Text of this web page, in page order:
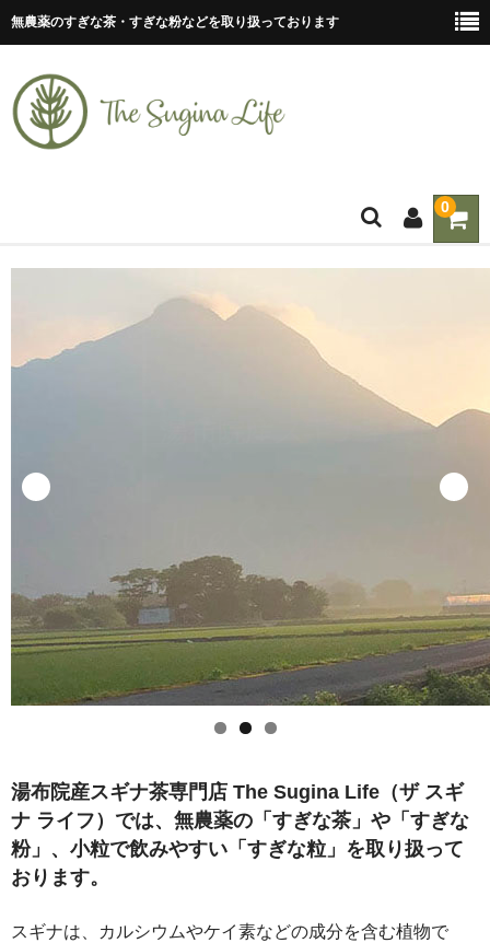
無農薬のすぎな茶・すぎな粉などを取り扱っております
0
すぎな茶
セット商品
お問い合わせ
湯布院産スギナ茶専門店 The Sugina Life（ザ スギ
ナ ライフ）では、無農薬の「すぎな茶」や「すぎな
粉」、小粒で飲みやすい「すぎな粒」を取り扱って
おります。
スギナは、カルシウムやケイ素などの成分を含む植物で